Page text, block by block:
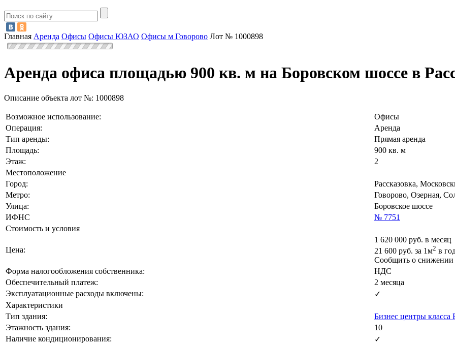
Главная Аренда Офисы Офисы ЮЗАО Офисы м Говорово Лот № 1000898
Аренда офиса площадью 900 кв. м на Боровском шоссе в
Описание объекта лот №: 1000898
Возможное использование:
Офисы
Операция:
Аренда
Тип аренды:
Прямая аренда
Площадь:
900 кв. м
Этаж:
2
Местоположение
Город:
Рассказовка,
Метро:
Говорово, Озерная,
Улица:
Боровское шоссе
ИФНС
№ 7751
Стоимость и условия
Цена:
1 620 000 руб. в месяц
21 600 руб. за 1м2 в
Сообщить о
Форма налогообложения собственника:
НДС
Обеспечительный платеж:
2 месяца
Эксплуатационные расходы включены:
✓
Характеристики
Тип здания:
Бизнес центры класса
Этажность здания:
10
Наличие кондиционирования:
✓